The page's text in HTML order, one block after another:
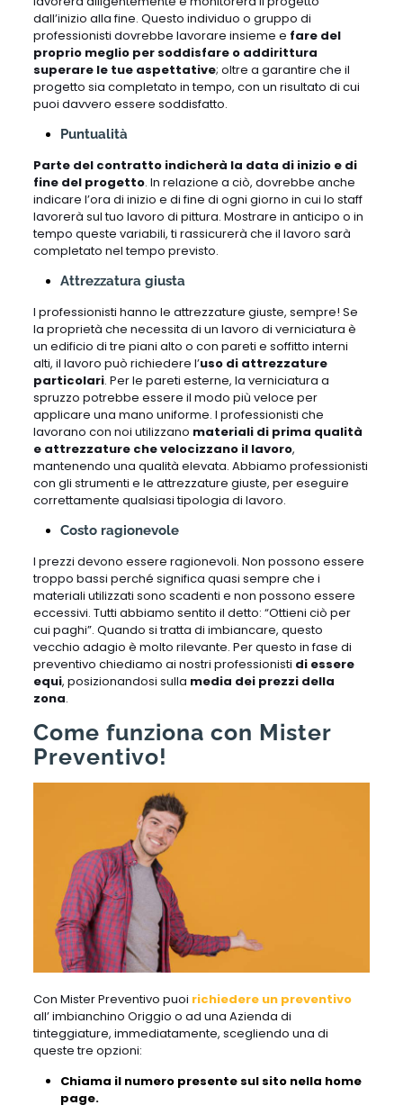
dall’inizio alla fine. Questo individuo o gruppo di
professionisti dovrebbe lavorare insieme e fare del
proprio meglio per soddisfare o addirittura
superare le tue aspettative; oltre a garantire che il
progetto sia completato in tempo, con un risultato di cui
puoi davvero essere soddisfatto.
Puntualità
Parte del contratto indicherà la data di inizio e di
fine del progetto. In relazione a ciò, dovrebbe anche
indicare l’ora di inizio e di fine di ogni giorno in cui lo staff
lavorerà sul tuo lavoro di pittura. Mostrare in anticipo o in
tempo queste variabili, ti rassicurerà che il lavoro sarà
completato nel tempo previsto.
Attrezzatura giusta
I professionisti hanno le attrezzature giuste, sempre! Se
la proprietà che necessita di un lavoro di verniciatura è
un edificio di tre piani alto o con pareti e soffitto interni
alti, il lavoro può richiedere l’uso di attrezzature
particolari. Per le pareti esterne, la verniciatura a
spruzzo potrebbe essere il modo più veloce per
applicare una mano uniforme. I professionisti che
lavorano con noi utilizzano materiali di prima qualità
e attrezzature che velocizzano il lavoro,
mantenendo una qualità elevata. Abbiamo professionisti
con gli strumenti e le attrezzature giuste, per eseguire
correttamente qualsiasi tipologia di lavoro.
Costo ragionevole
I prezzi devono essere ragionevoli. Non possono essere
troppo bassi perché significa quasi sempre che i
materiali utilizzati sono scadenti e non possono essere
eccessivi. Tutti abbiamo sentito il detto: “Ottieni ciò per
cui paghi”. Quando si tratta di imbiancare, questo
vecchio adagio è molto rilevante. Per questo in fase di
preventivo chiediamo ai nostri professionisti di essere
equi, posizionandosi sulla media dei prezzi della
zona.
Come funziona con Mister
Preventivo!
Con Mister Preventivo puoi richiedere un preventivo
all’ imbianchino Origgio o ad una Azienda di
tinteggiature, immediatamente, scegliendo una di
queste tre opzioni:
Chiama il numero presente sul sito nella home
page.